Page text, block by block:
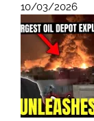
10/03/2026